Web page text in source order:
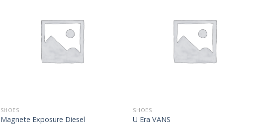
SHOES
Magnete Exposure Diesel
SHOES
U Era VANS